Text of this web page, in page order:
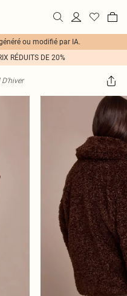
ou modifié par IA.
RÉDUITS DE 20%
D'hiver